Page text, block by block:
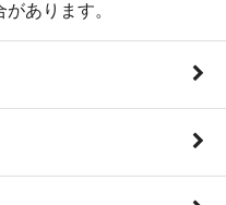
あります。